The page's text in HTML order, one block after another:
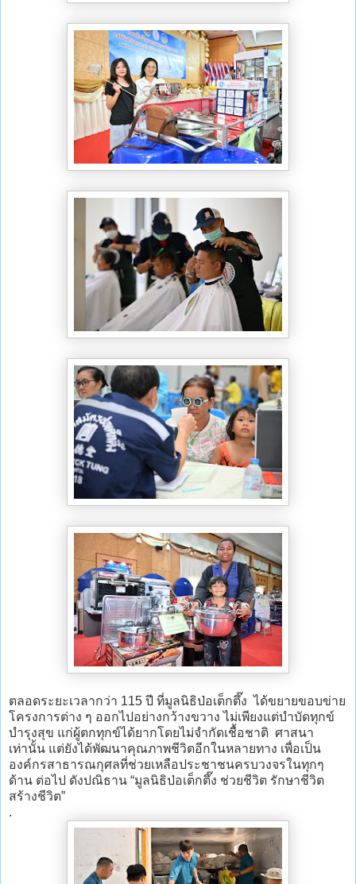
ตลอดระยะเวลากว่า 115 ปี ที่มูลนิธิป่อเต็กตึ๊ง ได้ขยายขอบข่าย
โครงการต่าง ๆ ออกไปอย่างกว้างขวาง ไม่เพียงแต่บำบัดทุกข์
บำรุงสุข แก่ผู้ตกทุกข์ได้ยากโดยไม่จำกัดเชื้อชาติ ศาสนา
เท่านั้น แต่ยังได้พัฒนาคุณภาพชีวิตอีกในหลายทาง เพื่อเป็น
องค์กรสาธารณกุศลที่ช่วยเหลือประชาชนครบวงจรในทุกๆ
ด้าน ต่อไป ดังปณิธาน “มูลนิธิป่อเต็กตึ๊ง ช่วยชีวิต รักษาชีวิต
สร้างชีวิต”
.